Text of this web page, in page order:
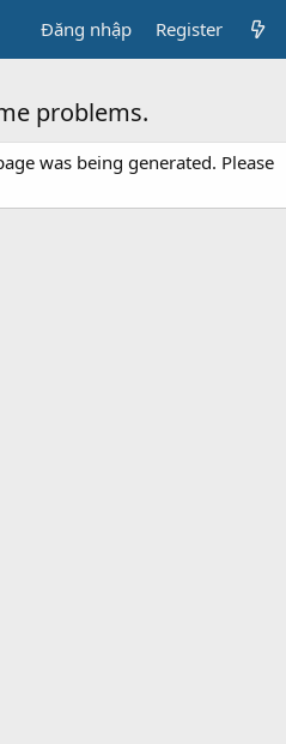
Đăng nhập Register
problems.
was being generated. Please